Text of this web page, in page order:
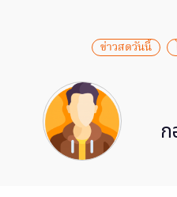
ข่าวสดวันนี้